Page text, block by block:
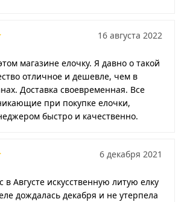
16 августа 2022
магазине елочку. Я давно о такой
отличное и дешевле, чем в
Доставка своевременная. Все
при покупке елочки,
быстро и качественно.
6 декабря 2021
в Августе искусственную литую елку
дождалась декабря и не утерпела